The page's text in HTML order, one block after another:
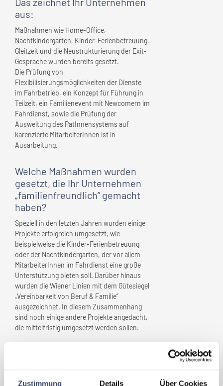
Zustimmung Details Über Cookies
aus:
Maßnahmen wie Home-Office,
Nachtkindergarten, Kinder-Ferienbetreuung,
Gleitzeit und die Neustrukturierung der Exit-
Gespräche wurden bereits gesetzt.
Die Prüfung von
Flexibilisierungsmöglichkeiten der Dienste
im Fahrbetrieb, ein Konzept für Führung in
Teilzeit, ein Familienevent mit Newcomern im
Fahrdienst, sowie die Prüfung der
Ausweitung des PatInnensystems auf
karenzierte MitarbeiterInnen ist in
Ausarbeitung.
Welche Maßnahmen wurden
gesetzt, die Ihr Unternehmen
„familienfreundlich” gemacht
haben?
Speziell in den letzten Jahren wurden einige
Projekte erfolgreich umgesetzt, wie
beispielweise die Kinder-Ferienbetreuung
oder der Nachtkindergarten, der vor allem
MitarbeiterInnen im Fahrdienst eine große
Unterstützung bieten soll. Darüber hinaus
wurden die Wiener Linien mit dem Gütesiegel
„Vereinbarkeit von Beruf & Familie“
ausgezeichnet. In diesem Zusammenhang
sind noch einige andere Projekte angedacht,
die mittelfristig umgesetzt werden sollen.
„Familienfreundlichkeit”